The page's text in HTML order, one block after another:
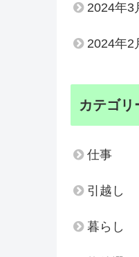
2024年3
2024年2
カテゴリ
仕事
引越し
暮らし